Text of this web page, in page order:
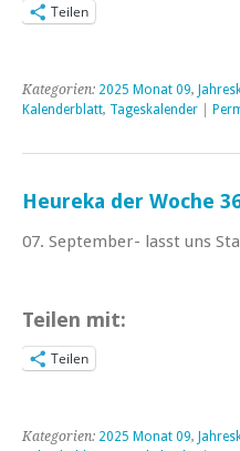
Teilen
Kategorien: 2025 Monat 09,
Kalenderblatt, Tageskalender
Heureka der Woche
07. September- lasst uns
Teilen mit:
Teilen
Kategorien: 2025 Monat 09,